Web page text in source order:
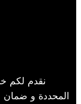
نقدم لكم
المحددة و ضمان